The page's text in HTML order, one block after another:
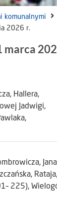
komunalnymi
2026 r.
Hallera,
Jadwigi,
Jana
Rataja,
225),